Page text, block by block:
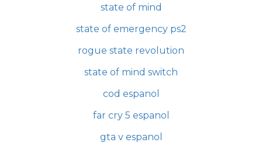
state of mind
state of emergency ps2
rogue state revolution
state of mind switch
cod espanol
far cry 5 espanol
gta v espanol